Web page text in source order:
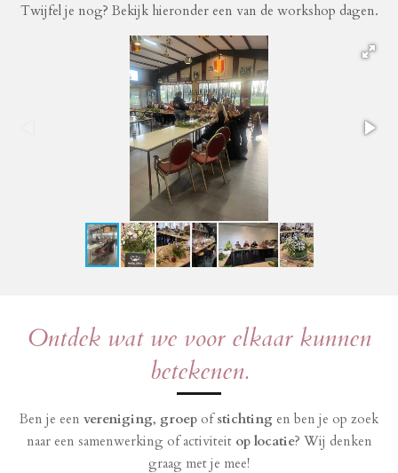
Twijfel je nog? Bekijk hieronder een van de workshop dagen.
Ontdek wat we voor elkaar kunnen
betekenen.
Ben je een vereniging, groep ofstichting en ben je op zoek
naar een samenwerking of activiteit op locatie? Wij denken
graag met je mee!